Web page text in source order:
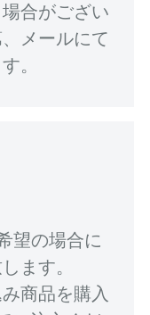
合がござい
メールにて
。
望の場合に
ます。
商品を購入